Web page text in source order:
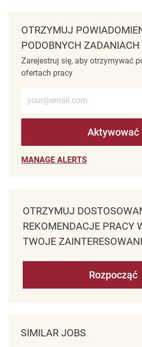
OTRZYMUJ
PODOBNYCH ZADANIACH
Zarejestruj się, aby otrzymywać
ofertach pracy
Aktywować
MANAGE ALERTS
OTRZYMUJ
REKOMENDACJE PRACY
TWOJE
Rozpocząć
SIMILAR JOBS